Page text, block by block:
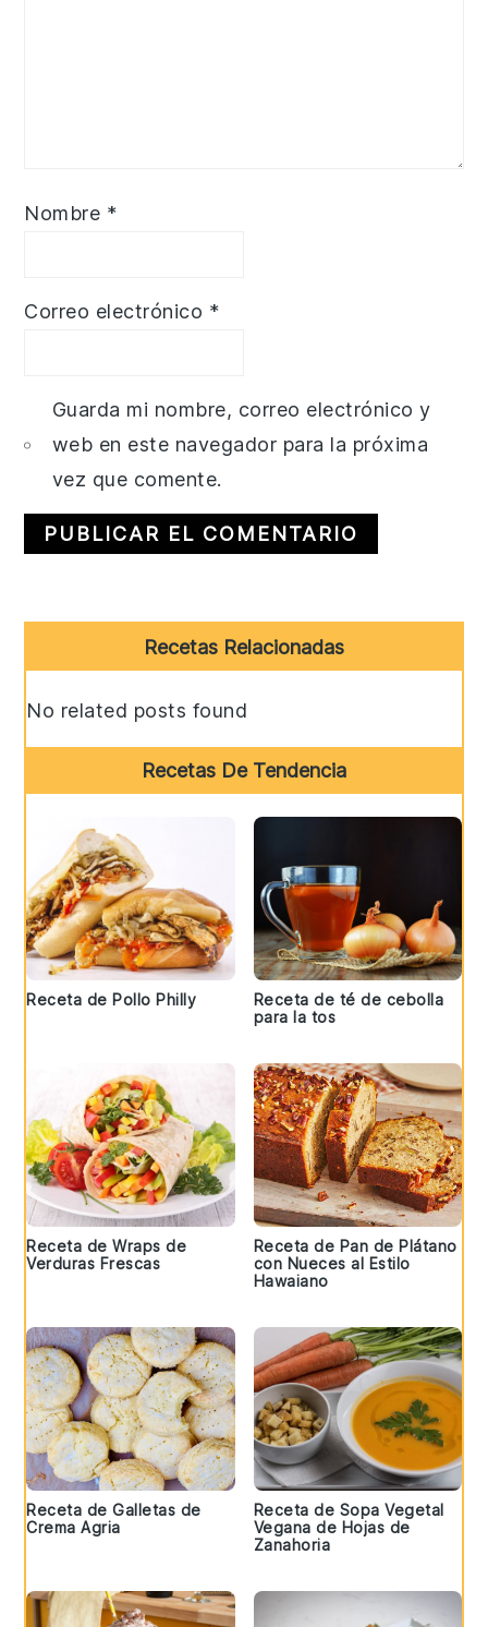
Nombre *
Correo electrónico *
Guarda mi nombre, correo electrónico y
web en este navegador para la próxima
vez que comente.
Sidebar
Recetas Relacionadas
No related posts found
Recetas De Tendencia
Receta de Pollo Philly
Receta de té de cebolla
para la tos
Receta de Wraps de
Verduras Frescas
Receta de Pan de Plátano
con Nueces al Estilo
Hawaiano
Receta de Galletas de
Crema Agria
Receta de Sopa Vegetal
Vegana de Hojas de
Zanahoria